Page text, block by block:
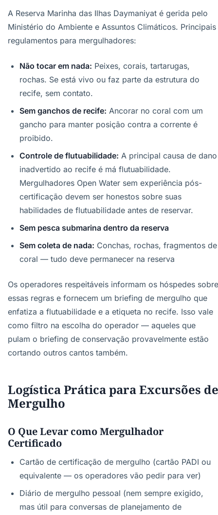
A Reserva Marinha das Ilhas Daymaniyat é gerida pelo
Ministério do Ambiente e Assuntos Climáticos. Principais
regulamentos para mergulhadores:
Não tocar em nada: Peixes, corais, tartarugas,
rochas. Se está vivo ou faz parte da estrutura do
recife, sem contato.
Sem ganchos de recife: Ancorar no coral com um
gancho para manter posição contra a corrente é
proibido.
Controle de flutuabilidade: A principal causa de dano
inadvertido ao recife é má flutuabilidade.
Mergulhadores Open Water sem experiência pós-
certificação devem ser honestos sobre suas
habilidades de flutuabilidade antes de reservar.
Sem pesca submarina dentro da reserva
Sem coleta de nada: Conchas, rochas, fragmentos de
coral — tudo deve permanecer na reserva
Os operadores respeitáveis informam os hóspedes sobre
essas regras e fornecem um briefing de mergulho que
enfatiza a flutuabilidade e a etiqueta no recife. Isso vale
como filtro na escolha do operador — aqueles que
pulam o briefing de conservação provavelmente estão
cortando outros cantos também.
Logística Prática para Excursões de
Mergulho
O Que Levar como Mergulhador
Certificado
Cartão de certificação de mergulho (cartão PADI ou
equivalente — os operadores vão pedir para ver)
Diário de mergulho pessoal (nem sempre exigido,
mas útil para conversas de planejamento de